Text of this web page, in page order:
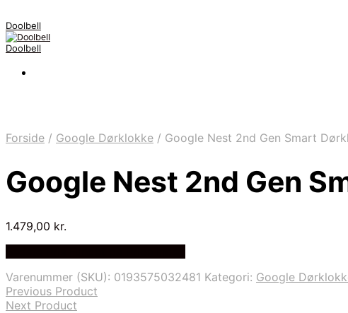
Doolbell
Doolbell
Forside / Google Dørklokke / Google Nest 2nd Gen Smart
Google Nest 2nd Gen
1.479,00 kr.
Varenummer (SKU): 0193575032481 Kategori: Google
Previous Product
Next Product